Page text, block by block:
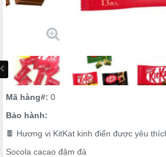
Mã hàng#: 0
Bảo hành:
🍫 Hương vị KitKat kinh điển được yêu
Socola cacao đậm đà